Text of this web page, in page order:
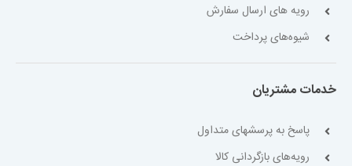
رویه های ارسال سفارش
شیوه‌های پرداخت
خدمات مشتریان
پاسخ به پرسشهای متداول
رویه‌های بازگردانی کالا